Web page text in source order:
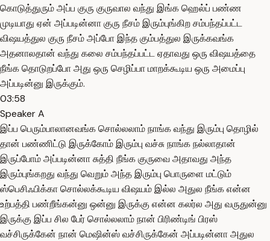
கொடுத்துரும் அப்ப குரு குருவால வந்து இங்க ஹெல்ப் பண்ண
முடியாது ஏன் அப்படின்னா குரு நீசம் இரும்புங்கிற சம்பந்தப்பட்ட
விஷயத்துல குரு நீசம் அப்போ இந்த கும்பத்துல இருக்கவங்க
அதனாலதான் வந்து கலை சம்பந்தப்பட்ட ஏதாவது ஒரு விஷயத்தை
நீங்க தொடுறப்போ அது ஒரு செழிப்பா மாறக்கூடிய ஒரு அமைப்பு
அப்படின்னு இருக்கும்.
03:58
Speaker A
இப்ப பெரும்பாலானவங்க சொல்லலாம் நாங்க வந்து இரும்பு தொழில்
தான் பண்ணிட்டு இருக்கோம் இரும்பு வச்சு நாங்க நல்லாதான்
இருப்போம் அப்படின்னா சுத்தி நீங்க குருவை அதாவது அந்த
இரும்புங்கறது வந்து வெறும் அந்த இரும்பு பொருளை மட்டும்
ஸ்பெசிஃபிக்கா சொல்லக்கூடிய விஷயம் இல்ல அதுல நீங்க என்ன
உற்பத்தி பண்றீங்கன்னு ஒன்னு இருக்கு என்ன கலர்ல அது வருதுன்னு
இருக்கு இப்ப சில பேர் சொல்லலாம் நான் பிரிண்டிங் பிரஸ்
வச்சிருக்கேன் நான் மெஷின்ஸ் வச்சிருக்கேன் அப்படின்னா அதுல